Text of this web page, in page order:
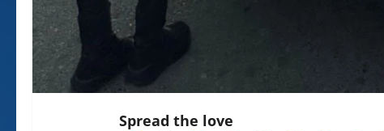
Spread the love